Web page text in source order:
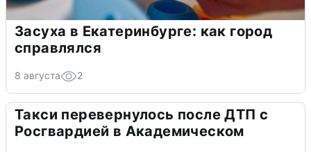
Засуха в Екатеринбурге: как город
справлялся
8 августа 2
Такси перевернулось после ДТП с
Росгвардией в Академическом